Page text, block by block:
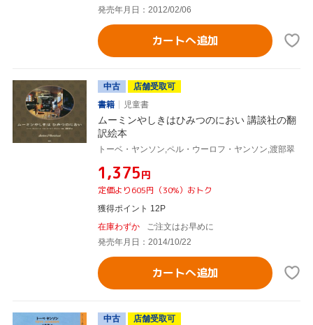
発売年月日：2012/02/06
カートへ追加
中古
店舗受取可
書籍
児童書
ムーミンやしきはひみつのにおい 講談社の翻
訳絵本
トーベ・ヤンソン,ペル・ウーロフ・ヤンソン,渡部翠
¥1,375円
定価より605円（30%）おトク
獲得ポイント 12P
在庫わずか
ご注文はお早めに
発売年月日：2014/10/22
カートへ追加
中古 店舗受取可